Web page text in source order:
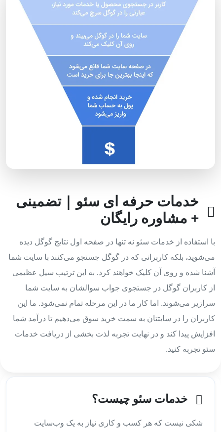
خدمات حرفه ای سئو | تضمینی
+ مشاوره رایگان
با استفاده از خدمات سئو نه تنها در صفحه اول نتایج گوگل دیده
می‌شوید، بلکه کاربرانی که در گوگل جستجو می‌کنند با سایت شما
آشنا شده و روی آن کلیک خواهند کرد. به این ترتیب سیل عظیمی
از کاربران گوگل در جستجوی جواب سوالشان به سایت شما
سرازیر می‌شوند. اما کار ما در این مرحله تمام نمی‌شود. ما این
کاربران را در سایتتان به سمت خرید سوق می‌دهیم تا درآمد شما
افزایش پیدا کند و در نهایت تجربه لذت بخشی از دریافت خدمات
سئو تجربه کنید.
خدمات سئو چیست؟
شکی نیست که هر کسب و کاری نیاز به یک وب‌سایت